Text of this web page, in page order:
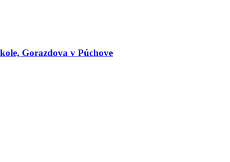
Gorazdova v Púchove